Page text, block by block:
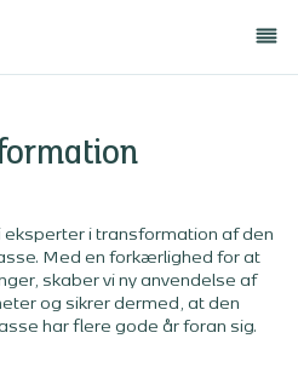
eksperter i transformation af den
Med en forkærlighed for at
skaber vi ny anvendelse af
og sikrer dermed, at den
har flere gode år foran sig.